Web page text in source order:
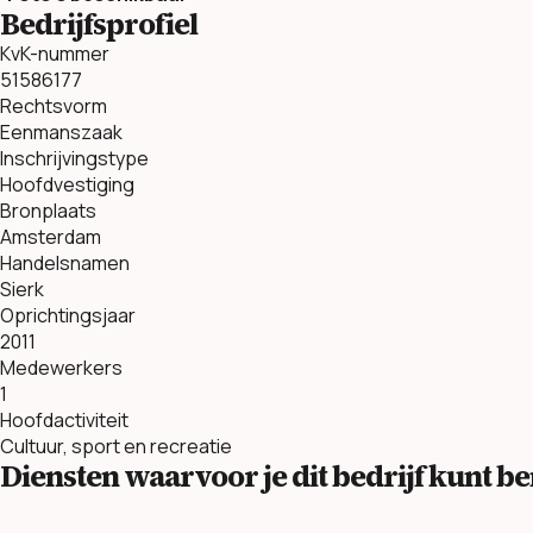
Bedrijfsprofiel
KvK-nummer
51586177
Rechtsvorm
Eenmanszaak
Inschrijvingstype
Hoofdvestiging
Bronplaats
Amsterdam
Handelsnamen
Sierk
Oprichtingsjaar
2011
Medewerkers
1
Hoofdactiviteit
Cultuur, sport en recreatie
Diensten waarvoor je dit bedrijf kunt